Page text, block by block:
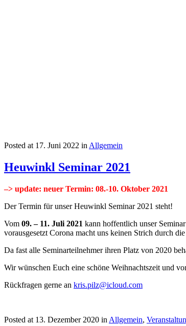
Posted at 17. Juni 2022 in Allgemein
Heuwinkl Seminar 2021
–> update: neuer Termin: 08.-10. Oktober 2021
Der Termin für unser Heuwinkl Seminar 2021 steht!
Vom 09. – 11. Juli 2021 kann hoffentlich unser
vorausgesetzt Corona macht uns keinen Strich durch
Da fast alle Seminarteilnehmer ihren Platz von 2020
Wir wünschen Euch eine schöne Weihnachtszeit und
Rückfragen gerne an kris.pilz@icloud.com
Posted at 13. Dezember 2020 in Allgemein,